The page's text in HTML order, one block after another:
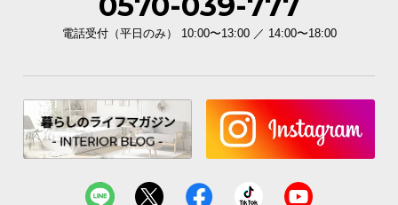
電話受付（平日のみ） 10:00〜13:00 ／ 14:00〜18:00